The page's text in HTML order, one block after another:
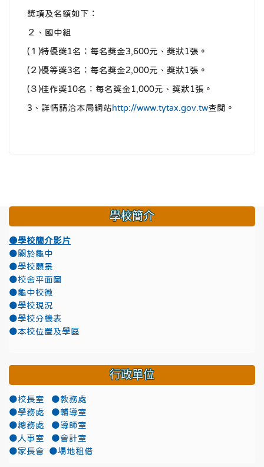
獎項及名額如下：
２、國中組
(１)特優獎1名：每名獎金3,600元、獎狀1張。
(２)優等獎3名：每名獎金2,000元、獎狀1張。
(３)佳作獎10名：每名獎金1,000元、獎狀1張。
3、詳情請洽本局網站 http://www.tytax.gov.tw查閱。
學校簡介
●學校簡介影片
●關於龜中
●學校願景
●校舍平面圖
●龜中校徽
●學校現況
●學校分機表
●本校位置及學區
行政單位
●校長室
●教務處
●學務處
●輔導室
●總務處
●導師室
●人事室
●會計室
●家長會
●場地租借